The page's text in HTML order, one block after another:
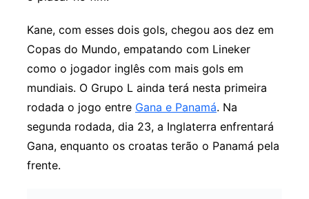
Kane, com esses dois gols, chegou aos dez em
Copas do Mundo, empatando com Lineker
como o jogador inglês com mais gols em
mundiais. O Grupo L ainda terá nesta primeira
rodada o jogo entre Gana e Panamá. Na
segunda rodada, dia 23, a Inglaterra enfrentará
Gana, enquanto os croatas terão o Panamá pela
frente.